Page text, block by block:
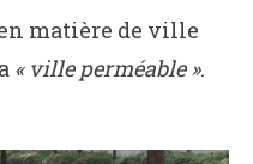
matière de ville
« ville perméable ».